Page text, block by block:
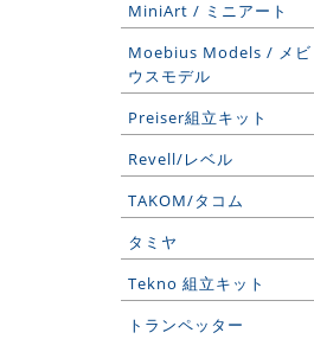
MiniArt / ミニアート
Moebius Models / メビ
ウスモデル
Preiser組立キット
Revell/レベル
TAKOM/タコム
タミヤ
Tekno 組立キット
トランペッター